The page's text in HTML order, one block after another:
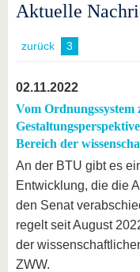
Aktuelle
zurück 3
02.11.2022
Vom Ordnungssystem
Bereich der
An der BTU gibt es
Entwicklung, die die
den Senat
regelt seit August
der
ZWW.